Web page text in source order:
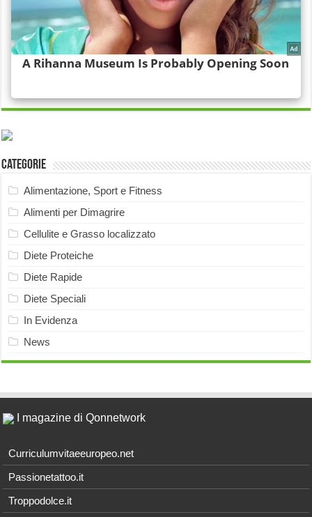
Categorie
Alimentazione, Sport e Fitness
Alimenti per Dimagrire
Cellulite e Grasso localizzato
Diete Proteiche
Diete Rapide
Diete Speciali
In Evidenza
News
I magazine di Qonnetwork
Curriculumvitaeeuropeo.net
Passionetattoo.it
Troppodolce.it